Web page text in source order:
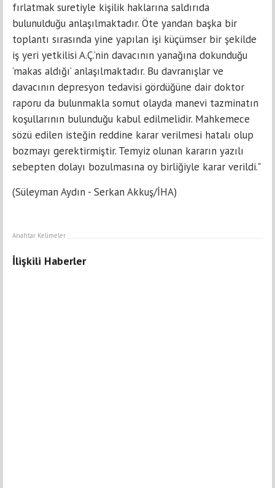
fırlatmak suretiyle kişilik haklarına saldırıda
bulunulduğu anlaşılmaktadır. Öte yandan başka bir
toplantı sırasında yine yapılan işi küçümser bir şekilde
iş yeri yetkilisi A.Ç.’nin davacının yanağına dokunduğu
’makas aldığı’ anlaşılmaktadır. Bu davranışlar ve
davacının depresyon tedavisi gördüğüne dair doktor
raporu da bulunmakla somut olayda manevi tazminatın
koşullarının bulunduğu kabul edilmelidir. Mahkemece
sözü edilen isteğin reddine karar verilmesi hatalı olup
bozmayı gerektirmiştir. Temyiz olunan kararın yazılı
sebepten dolayı bozulmasına oy birliğiyle karar verildi."
(Süleyman Aydın - Serkan Akkuş/İHA)
Anahtar Kelimeler
İlişkili Haberler